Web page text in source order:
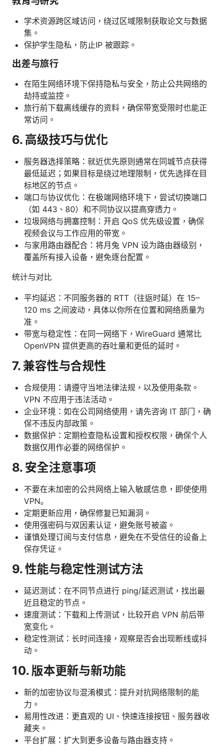
学术资源跨区域访问，绕过区域限制获取论文与数据
集。
保护学生隐私，防止IP 被跟踪。
出差与旅行
在陌生网络环境下保持隐私与安全，防止公共网络的
劫持或监控。
旅行前下载离线缓存的资料，确保带宽受限时也能正
常访问。
6. 高级技巧与优化
服务器选择策略：就近优先原则通常在同城节点获得
最低延迟；如果目标是绕过地理限制，优先选择在目
标地区的节点。
端口与协议优化：在极端网络环境下，尝试切换端口
（如 443、80）和不同协议以提高穿透力。
垃圾网络与拥塞控制：开启 QoS 优先级设置，确保
视频会议与工作应用的带宽。
与家用路由器配合：将月兔 VPN 设为路由器级别，
覆盖所有接入设备，避免逐台配置。
统计与对比
平均延迟：不同服务器的 RTT（往返时延）在 15–
120 ms 之间波动，具体以你所在位置和网络质量为
准。
带宽与稳定性：在同一网络下，WireGuard 通常比
OpenVPN 提供更高的吞吐量和更低的延时。
7. 兼容性与合规性
合规使用：请遵守当地法律法规，以及使用条款。
VPN 不应用于违法活动。
企业环境：如在公司网络使用，请先咨询 IT 部门，确
保不违反内部政策。
数据保护：定期检查隐私设置和授权权限，确保个人
数据仅用作必要的网络保护。
8. 安全注意事项
不要在未加密的公共网络上输入敏感信息，即使使用
VPN。
定期更新应用，确保修复已知漏洞。
使用强密码与双因素认证，避免账号被盗。
谨慎处理订阅与支付信息，避免在不受信任的设备上
保存凭证。
9. 性能与稳定性测试方法
延迟测试：在不同节点进行 ping/延迟测试，找出最
近且稳定的节点。
速度测试：下载和上传测试，比较开启 VPN 前后带
宽变化。
稳定性测试：长时间连接，观察是否会出现断线或抖
动。
10. 版本更新与新功能
新的加密协议与混淆模式：提升对抗网络限制的能
力。
易用性改进：更直观的 UI、快速连接按钮、服务器收
藏夹。
平台扩展：扩大到更多设备与路由器支持。